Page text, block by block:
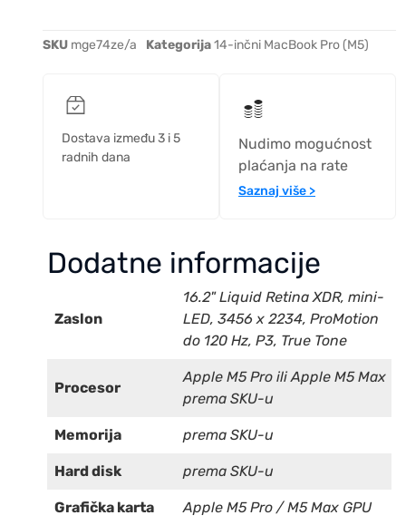
SKU mge74ze/a Kategorija14-inčni MacBook Pro (M5)
Dostava između 3 i 5
radnih dana
Nudimo mogućnost
plaćanja na rate
Saznaj više >
Dodatne informacije
Zaslon
16.2" Liquid Retina XDR, mini-
LED, 3456 x 2234, ProMotion
do 120 Hz, P3, True Tone
Procesor
Apple M5 Pro ili Apple M5 Max
prema SKU-u
Memorija prema SKU-u
Hard disk prema SKU-u
Grafička karta Apple M5 Pro / M5 Max GPU